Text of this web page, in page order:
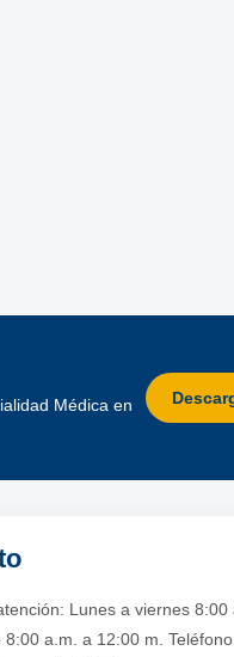
Médica en
Lunes a viernes 8:00
8:00 a.m. a 12:00 m.